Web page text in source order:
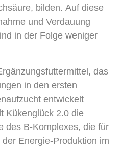
bilden. Auf diese
und Verdauung
in der Folge weniger
das
in den ersten
entwickelt
Kükenglück 2.0 die
des B-Komplexes, die für
Energie-Produktion im